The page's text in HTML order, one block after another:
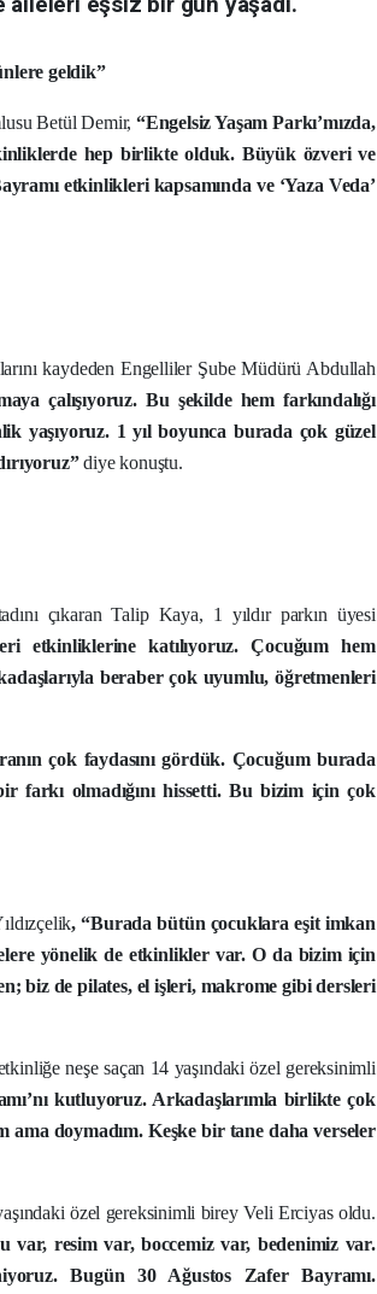
geldik”
Betül Demir,“Engelsiz Yaşam Parkı’mızda,
hep birlikte olduk. Büyük özveri ve
etkinlikleri kapsamında ve ‘Yaza Veda’
kaydeden Engelliler Şube Müdürü Abdullah
çalışıyoruz. Bu şekilde hem farkındalığı
yaşıyoruz. 1 yıl boyunca burada çok güzel
diye konuştu.
çıkaran Talip Kaya, 1 yıldır parkın üyesi
etkinliklerine katılıyoruz. Çocuğum hem
beraber çok uyumlu, öğretmenleri
çok faydasını gördük. Çocuğum burada
olmadığını hissetti. Bu bizim için çok
, “Burada bütün çocuklara eşit imkan
yönelik de etkinlikler var. O da bizim için
biz de pilates, el işleri, makrome gibi dersleri
neşe saçan 14 yaşındaki özel gereksinimli
kutluyoruz. Arkadaşlarımla birlikte çok
ama doymadım. Keşke bir tane daha verseler
özel gereksinimli birey Veli Erciyas oldu.
var, resim var, boccemiz var, bedenimiz var.
Bugün 30 Ağustos Zafer Bayramı.